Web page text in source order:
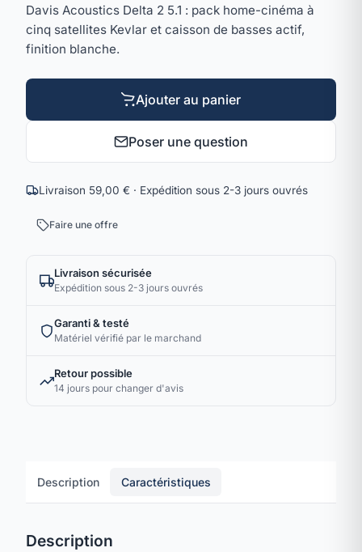
Davis Acoustics Delta 2 5.1 : pack home-cinéma à
cinq satellites Kevlar et caisson de basses actif,
finition blanche.
Ajouter au panier
Poser une question
Livraison 59,00 € · Expédition sous 2-3 jours ouvrés
Faire une offre
Livraison sécurisée
Expédition sous 2-3 jours ouvrés
Garanti & testé
Matériel vérifié par le marchand
Retour possible
14 jours pour changer d'avis
Description Caractéristiques
Description